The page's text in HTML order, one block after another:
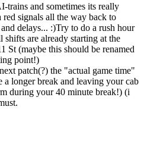
trains and sometimes its really
signals all the way back to
delays... :)Try to do a rush hour
are already starting at the
St (maybe this should be renamed
point!)
patch(?) the "actual game time"
a longer break and leaving your cab
during your 40 minute break!) (i